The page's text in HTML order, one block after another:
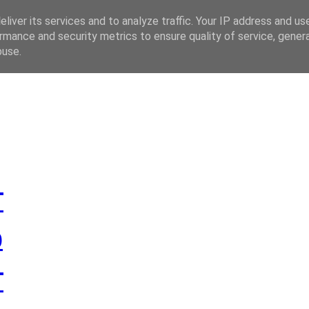
its services and to analyze traffic. Your IP address and
and security metrics to ensure quality of service,